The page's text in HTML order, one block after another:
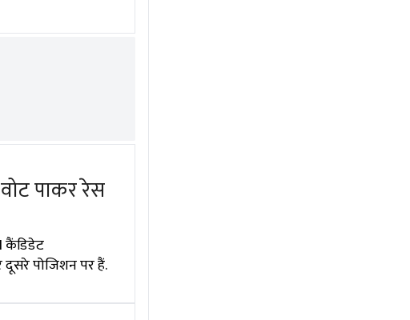
पाकर रेस
कैंडिडेट
पोजिशन पर हैं.